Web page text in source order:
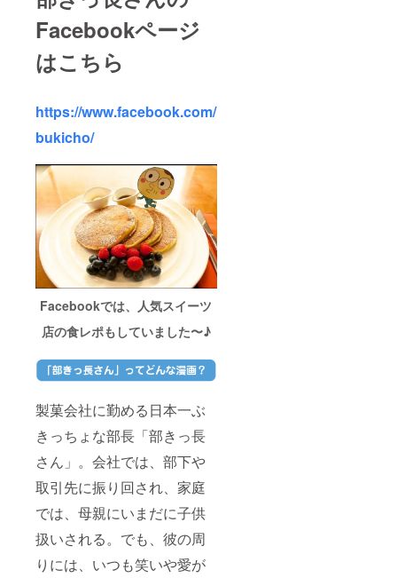
Facebookページ
はこちら
https://www.facebook.com/
bukicho/
Facebookでは、人気スイーツ
店の食レポもしていました〜♪
製菓会社に勤める日本一ぶ
きっちょな部長「部きっ長
さん」。会社では、部下や
取引先に振り回され、家庭
では、母親にいまだに子供
扱いされる。でも、彼の周
りには、いつも笑いや愛が